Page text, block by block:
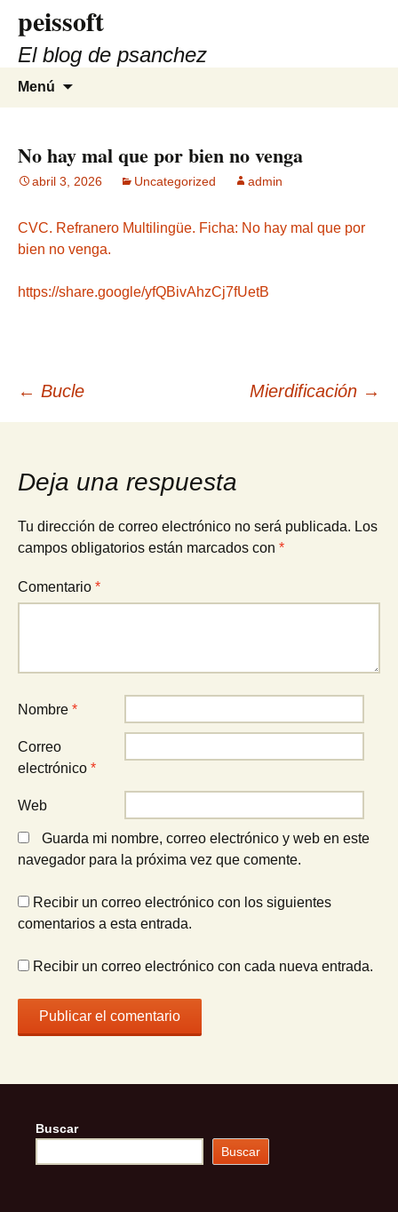
contenido
peissoft
El blog de psanchez
Menú
No hay mal que por bien no venga
abril 3, 2026 Uncategorized admin
CVC. Refranero Multilingüe. Ficha: No hay mal que por
bien no venga.
https://share.google/yfQBivAhzCj7fUetB
Navegación
de
entradas
← Bucle Mierdificación →
Deja una respuesta
Tu dirección de correo electrónico no será publicada. Los
campos obligatorios están marcados con *
Comentario *
Nombre *
Correo
electrónico *
Web
Guarda mi nombre, correo electrónico y web en este
navegador para la próxima vez que comente.
Recibir un correo electrónico con los siguientes
comentarios a esta entrada.
Recibir un correo electrónico con cada nueva entrada.
Buscar
Buscar